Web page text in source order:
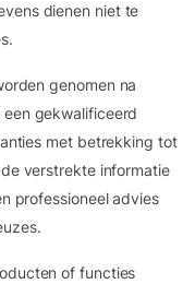
dienen niet te
genomen na
gekwalificeerd
met betrekking tot
verstrekte informatie
professioneel advies
of functies